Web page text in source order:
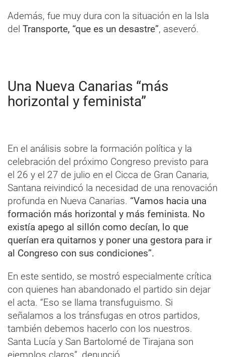
Además, fue muy dura con la situación en la Isla
del Transporte, “que es un desastre”, aseveró.
Una Nueva Canarias “más
horizontal y feminista”
En el análisis sobre la formación política y la
celebración del próximo Congreso previsto para
el 26 y el 27 de julio en el Cicca de Gran Canaria,
Santana reivindicó la necesidad de una renovación
profunda en Nueva Canarias. “Vamos hacia una
formación más horizontal y más feminista. No
existía apego al sillón como decían, lo que
querían era quitarnos y poner una gestora para ir
al Congreso con sus condiciones”.
En este sentido, se mostró especialmente crítica
con quienes han abandonado el partido sin dejar
el acta. “Eso se llama transfuguismo. Si
señalamos a los tránsfugas en otros partidos,
también debemos hacerlo con los nuestros.
Santa Lucía y San Bartolomé de Tirajana son